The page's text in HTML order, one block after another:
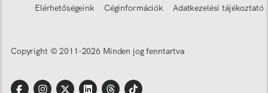
Elérhetőségeink Céginformációk Adatkezelési tájékoztató
Copyright © 2011-2026 Minden jog fenntartva